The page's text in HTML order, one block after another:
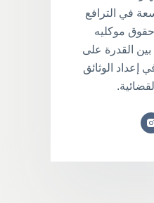
في الترافع
حقوق موكليه
القدرة على
إعداد الوثائق